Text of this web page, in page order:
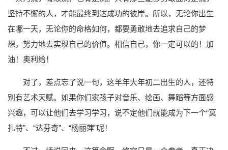
坚持不懈的人，才能最终到达成功的彼岸。所以，无论你出生
在哪一天，无论你的命格如何，都要勇敢地去追求自己的梦
想，努力地去实现自己的价值。相信自己，你一定可以的！加
油！奥利给！
对了，差点忘了说一句，这羊年大年初二出生的人，还特
别有艺术天赋。如果你们家孩子对音乐、绘画、舞蹈等方面感
兴趣，可以让他们去学习学习，说不定他们就能成为下一个“莫
扎特”、“达芬奇”、“杨丽萍”呢！